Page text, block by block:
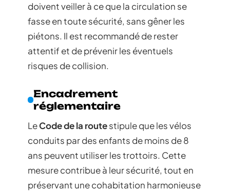
doivent veiller à ce que la circulation se
fasse en toute sécurité, sans gêner les
piétons. Il est recommandé de rester
attentif et de prévenir les éventuels
risques de collision.
Encadrement
réglementaire
LeCode de la routestipule que les vélos
conduits par des enfants de moins de 8
ans peuvent utiliser les trottoirs. Cette
mesure contribue à leur sécurité, tout en
préservant une cohabitation harmonieuse